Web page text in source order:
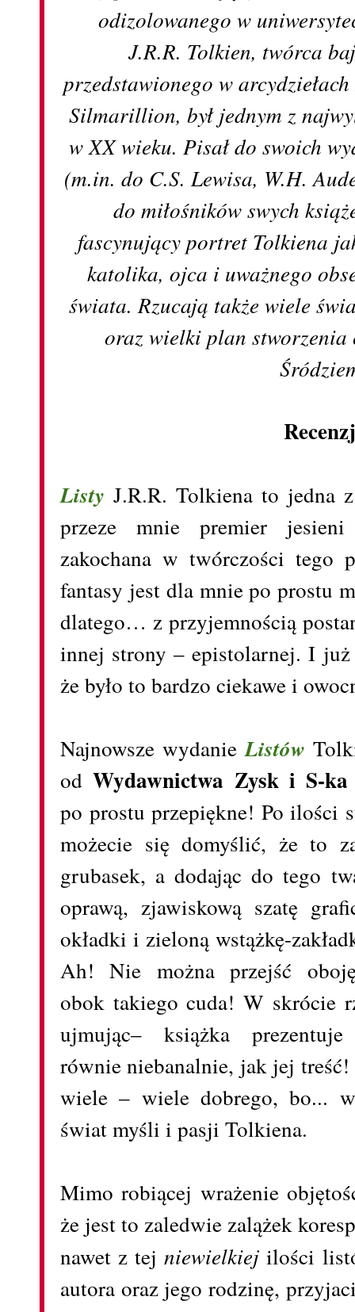
odizolowanego w
J.R.R. Tolkien, twórca
przedstawionego w
Silmarillion, był jednym z
w XX wieku. Pisał do swoich
(m.in. do C.S. Lewisa, W.H.
do miłośników swych
fascynujący portret Tolkiena
katolika, ojca i uważnego
świata. Rzucają także wiele
oraz wielki plan stworzenia
Listy J.R.R. Tolkiena to jedna
przeze mnie premier
zakochana w twórczości tego
fantasy jest dla mnie po prostu
dlatego… z przyjemnością
innej strony – epistolarnej. I już
że było to bardzo ciekawe i
Najnowsze wydanieListów
odWydawnictwa Zysk i S-ka
po prostu przepiękne! Po ilości
możecie się domyślić, że to
grubasek, a dodając do tego
oprawą, zjawiskową szatę
okładki i zieloną wstążkę-
Ah! Nie można przejść
obok takiego cuda! W skrócie
ujmując– książka
równie niebanalnie, jak jej
wiele – wiele dobrego, bo...
świat myśli i pasji Tolkiena.
Mimo robiącej wrażenie
że jest to zaledwie zalążek
nawet z tejniewielkiej ilości
autora oraz jego rodzinę,